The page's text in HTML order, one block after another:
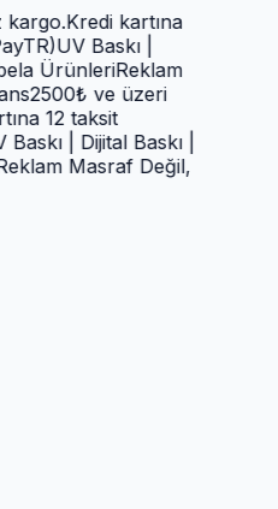
Kredi kartına
UV Baskı |
ÜrünleriReklam
2500₺ ve üzeri
12 taksit
| Dijital Baskı |
Masraf Değil,